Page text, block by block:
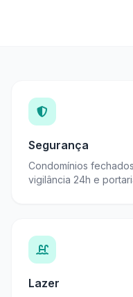
Segurança
Condomínios
vigilância 24h e
Lazer